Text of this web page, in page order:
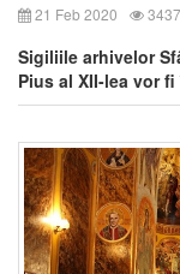
21 Feb 2020 3437
Sigiliile arhivelor
Pius al XII-lea vor